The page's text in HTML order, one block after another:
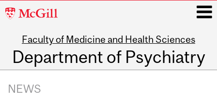
McGill
Faculty of Medicine and Health Sciences
Department of Psychiatry
navigation
NEWS